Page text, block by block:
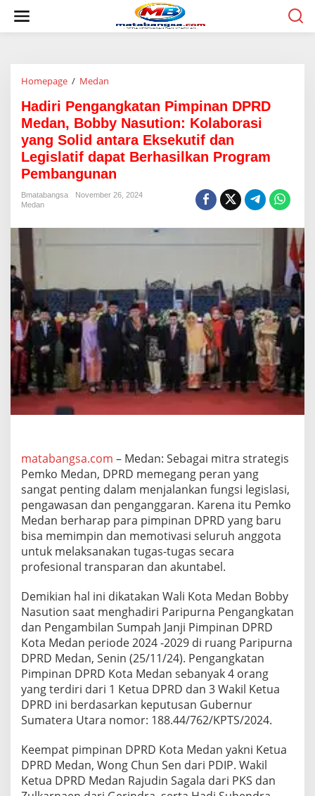
w
Homepage / Medan
d
i
r
i
P
e
n
g
k
n
P
i
a
n
M
e
d
n
,
B
o
b
b
N
a
s
u
t
i
o
n
:
o
a
b
o
r
Hadiri Pengangkatan Pimpinan DPRD
Medan, Bobby Nasution: Kolaborasi
yang Solid antara Eksekutif dan
Legislatif dapat Berhasilkan Program
Pembangunan
Bmatabangsa
November 26, 2024
Medan
matabangsa.com – Medan: Sebagai mitra strategis
Pemko Medan, DPRD memegang peran yang
sangat penting dalam menjalankan fungsi legislasi,
pengawasan dan penganggaran. Karena itu Pemko
Medan berharap para pimpinan DPRD yang baru
bisa memimpin dan memotivasi seluruh anggota
untuk melaksanakan tugas-tugas secara
profesional transparan dan akuntabel.
Demikian hal ini dikatakan Wali Kota Medan Bobby
Nasution saat menghadiri Paripurna Pengangkatan
dan Pengambilan Sumpah Janji Pimpinan DPRD
Kota Medan periode 2024 -2029 di ruang Paripurna
DPRD Medan, Senin (25/11/24). Pengangkatan
Pimpinan DPRD Kota Medan sebanyak 4 orang
yang terdiri dari 1 Ketua DPRD dan 3 Wakil Ketua
DPRD ini berdasarkan keputusan Gubernur
Sumatera Utara nomor: 188.44/762/KPTS/2024.
Keempat pimpinan DPRD Kota Medan yakni Ketua
DPRD Medan, Wong Chun Sen dari PDIP. Wakil
Ketua DPRD Medan Rajudin Sagala dari PKS dan